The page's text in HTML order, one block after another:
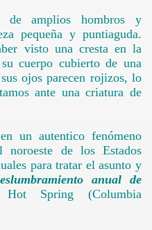
de amplios hombros y
pequeña y puntiaguda.
visto una cresta en la
cuerpo cubierto de una
ojos parecen rojizos, lo
ante una criatura de
un autentico fenómeno
de los Estados
para tratar el asunto y
anual de
Spring (Columbia